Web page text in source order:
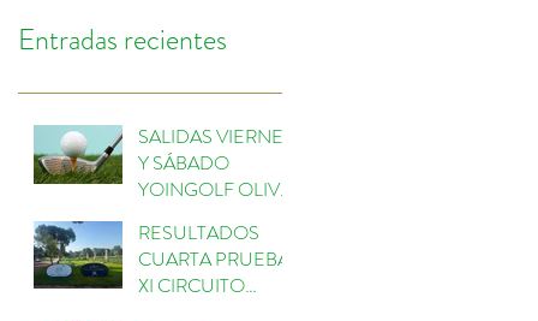
Entradas recientes
SALIDAS VIERNES
Y SÁBADO
YOINGOLF OLIVA
RESULTADOS
CUARTA PRUEBA
XI CIRCUITO